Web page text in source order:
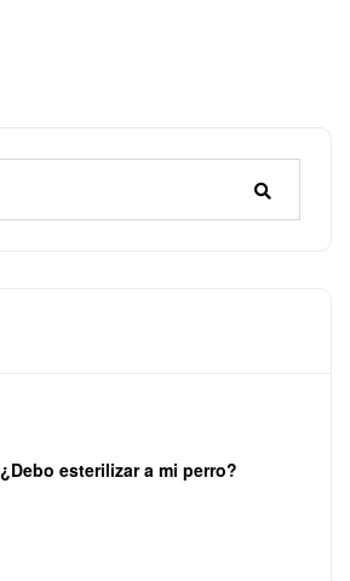
¿Debo esterilizar a mi perro?